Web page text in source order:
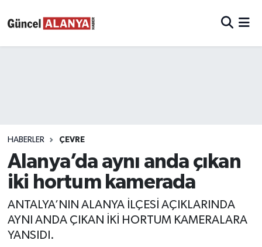
HABERLER ÇEVRE
Alanya’da aynı anda çıkan
iki hortum kamerada
ANTALYA’NIN ALANYA İLÇESİ AÇIKLARINDA
AYNI ANDA ÇIKAN İKİ HORTUM KAMERALARA
YANSIDI.